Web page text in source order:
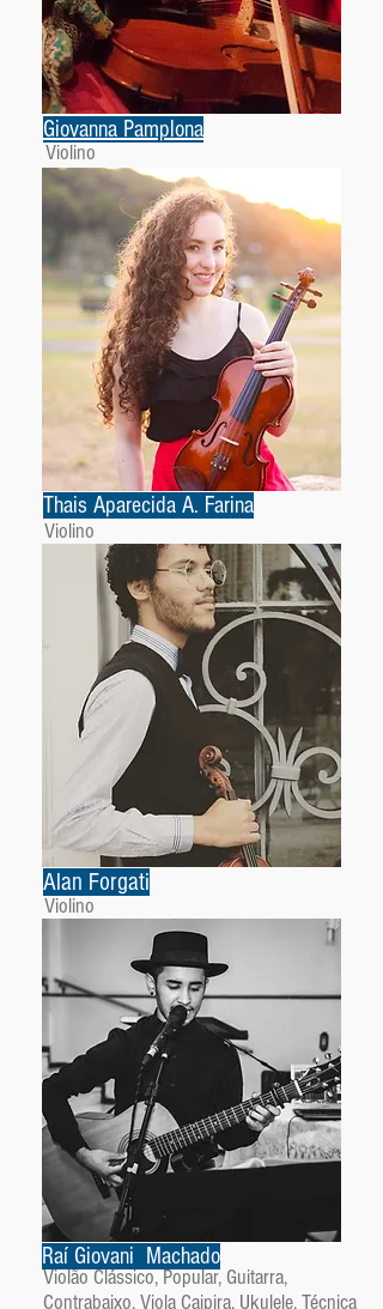
Giovanna Pamplona
Violino
Thais Aparecida A. Farina
Violino
Alan Forgati
Violino
Raí Giovani Machado
Violão Clássico, Popular, Guitarra,
Contrabaixo, Viola Caipira, Ukulele, Técnica